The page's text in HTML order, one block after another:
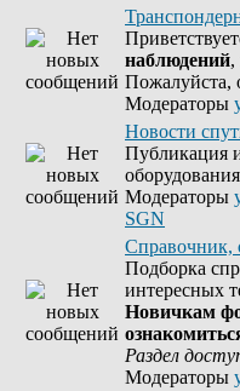
наблюдений,
Пожалуйста,
Модераторы
Новости
Публикация
Модераторы
SGN
Справочник,
Подборка
интересных
Новичкам
Раздел
Модераторы